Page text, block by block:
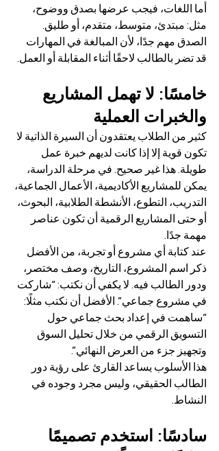
أما اللغات، فيجب عرضها بصدق ووضوح،
مثل: مبتدئ، متوسط، متقدم، أو طليق.
الصدق مهم جدًا، لأن المبالغة في المهارات
قد تضر بالطالب لاحقًا أثناء المقابلة أو العمل.
خامسًا: لا تهمل المشاريع
والخبرات العملية
كثير من الطلاب يعتقدون أن السيرة الذاتية لا
تكون قوية إلا إذا كانت لديهم خبرة عمل
طويلة. هذا غير صحيح. في مرحلة الدراسة،
يمكن للمشاريع الأكاديمية، الأعمال الجماعية،
التدريب، التطوع، الأنشطة الطلابية، البحوث،
أو حتى المشاريع الرقمية أن تكون عناصر
مهمة جدًا.
عند كتابة أي مشروع أو تجربة، من الأفضل
ذكر اسم المشروع، التاريخ، وصف مختصر،
ودور الطالب فيه. لا يكفي أن نكتب: “شاركت
في مشروع جماعي”. الأفضل أن نكتب مثلًا:
“ساهمت في إعداد بحث جماعي حول
التسويق الرقمي من خلال تحليل السوق
وتجهيز جزء من العرض النهائي”.
هذا الأسلوب يساعد القارئ على رؤية دور
الطالب الحقيقي، وليس مجرد وجوده في
النشاط.
سادسًا: استخدم تصميمًا